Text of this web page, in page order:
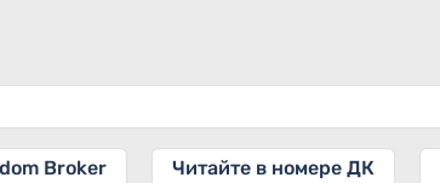
Broker Читайте в номере ДК